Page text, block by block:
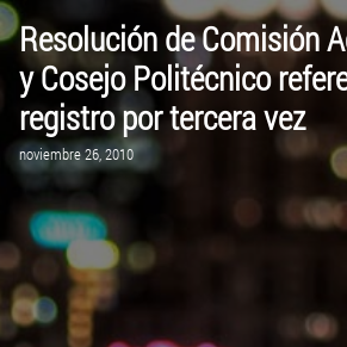
Resolución de Comisión
y Cosejo Politécnico
registro por tercera vez
noviembre 26, 2010
HOME
CATEGORÍAS